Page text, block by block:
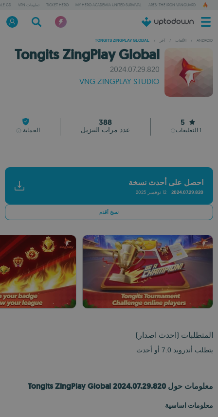
ARES: THE IRON VANGUARD
MY HERO ACADEMIA UNITED SURVIVAL
TICKET HERO تطبيقات VPN GD
ANDROID
/ الألعاب / آخر /
TONGITS ZINGPLAY GLOBAL
Tongits ZingPlay Global
2024.07.29.820
VNG ZINGPLAY STUDIO
5
1 التعليقات
388
عدد مرات التنزيل الحماية
احصل على أحدث نسخة
2024.07.29.820 12 نوفمبر 2025
نسخ أقدم
المتطلبات (احدث اصدار)
يتطلب أندرويد 7.0 أو أحدث
معلومات حول Tongits ZingPlay Global 2024.07.29.820
معلومات اساسية